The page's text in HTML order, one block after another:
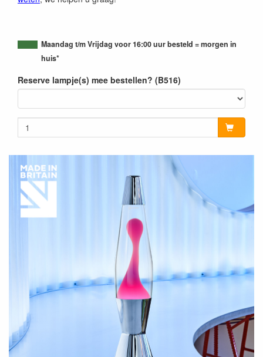
Maandag t/m Vrijdag voor 16:00 uur besteld = morgen in
huis*
Reserve lampje(s) mee bestellen? (B516)